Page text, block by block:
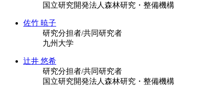
国立研究開発法人森林研究・整備機構
佐竹 暁子
研究分担者/共同研究者
九州大学
辻井 悠希
研究分担者/共同研究者
国立研究開発法人森林研究・整備機構